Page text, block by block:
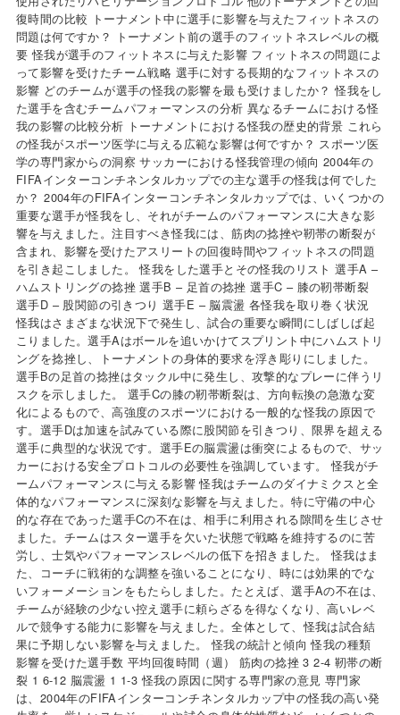
復時間の比較 トーナメント中に選手に影響を与えたフィットネスの
問題は何ですか？ トーナメント前の選手のフィットネスレベルの概
要 怪我が選手のフィットネスに与えた影響 フィットネスの問題によ
って影響を受けたチーム戦略 選手に対する長期的なフィットネスの
影響 どのチームが選手の怪我の影響を最も受けましたか？ 怪我をし
た選手を含むチームパフォーマンスの分析 異なるチームにおける怪
我の影響の比較分析 トーナメントにおける怪我の歴史的背景 これら
の怪我がスポーツ医学に与える広範な影響は何ですか？ スポーツ医
学の専門家からの洞察 サッカーにおける怪我管理の傾向 2004年の
FIFAインターコンチネンタルカップでの主な選手の怪我は何でした
か？ 2004年のFIFAインターコンチネンタルカップでは、いくつかの
重要な選手が怪我をし、それがチームのパフォーマンスに大きな影
響を与えました。注目すべき怪我には、筋肉の捻挫や靭帯の断裂が
含まれ、影響を受けたアスリートの回復時間やフィットネスの問題
を引き起こしました。 怪我をした選手とその怪我のリスト 選手A –
ハムストリングの捻挫 選手B – 足首の捻挫 選手C – 膝の靭帯断裂
選手D – 股関節の引きつり 選手E – 脳震盪 各怪我を取り巻く状況
怪我はさまざまな状況下で発生し、試合の重要な瞬間にしばしば起
こりました。選手Aはボールを追いかけてスプリント中にハムストリ
ングを捻挫し、トーナメントの身体的要求を浮き彫りにしました。
選手Bの足首の捻挫はタックル中に発生し、攻撃的なプレーに伴うリ
スクを示しました。 選手Cの膝の靭帯断裂は、方向転換の急激な変
化によるもので、高強度のスポーツにおける一般的な怪我の原因で
す。選手Dは加速を試みている際に股関節を引きつり、限界を超える
選手に典型的な状況です。選手Eの脳震盪は衝突によるもので、サッ
カーにおける安全プロトコルの必要性を強調しています。 怪我がチ
ームパフォーマンスに与える影響 怪我はチームのダイナミクスと全
体的なパフォーマンスに深刻な影響を与えました。特に守備の中心
的な存在であった選手Cの不在は、相手に利用される隙間を生じさせ
ました。チームはスター選手を欠いた状態で戦略を維持するのに苦
労し、士気やパフォーマンスレベルの低下を招きました。 怪我はま
た、コーチに戦術的な調整を強いることになり、時には効果的でな
いフォーメーションをもたらしました。たとえば、選手Aの不在は、
チームが経験の少ない控え選手に頼らざるを得なくなり、高いレベ
ルで競争する能力に影響を与えました。全体として、怪我は試合結
果に予期しない影響を与えました。 怪我の統計と傾向 怪我の種類
影響を受けた選手数 平均回復時間（週） 筋肉の捻挫 3 2-4 靭帯の断
裂 1 6-12 脳震盪 1 1-3 怪我の原因に関する専門家の意見 専門家
は、2004年のFIFAインターコンチネンタルカップ中の怪我の高い発